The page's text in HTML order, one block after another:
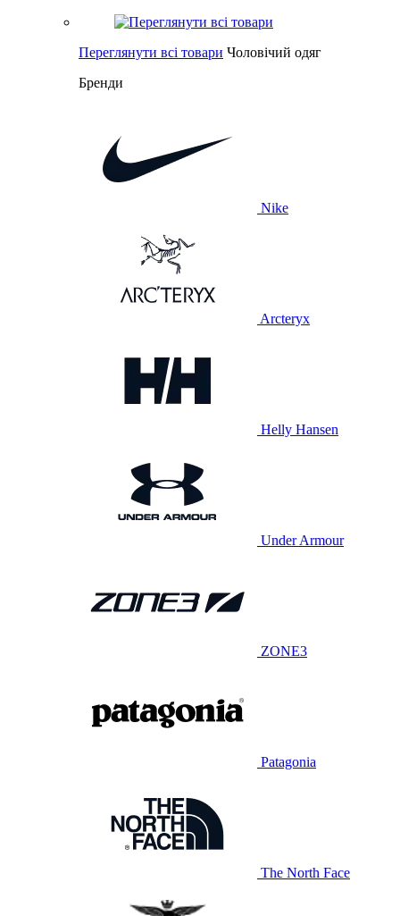
Переглянути всі товари Чоловічий одяг
Бренди
Nike
Arcteryx
Helly Hansen
Under Armour
ZONE3
Patagonia
The North Face